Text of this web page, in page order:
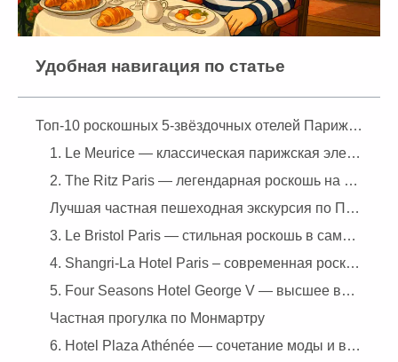
Удобная навигация по статье
Топ-10 роскошных 5-звёздочных отелей Парижа для незабываемого отдыха
1. Le Meurice — классическая парижская элегантность рядом с Лувром
2. The Ritz Paris — легендарная роскошь на площади Вандом
Лучшая частная пешеходная экскурсия по Парижу
3. Le Bristol Paris — стильная роскошь в самом сердце Парижа
4. Shangri-La Hotel Paris – современная роскошь с видами на Эйфелеву башню
5. Four Seasons Hotel George V — высшее воплощение роскоши в Золотом треугольнике
Частная прогулка по Монмартру
6. Hotel Plaza Athénée — сочетание моды и высокой гастрономии